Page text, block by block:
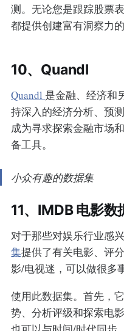
测。无论您是跟踪股票
都提供创建富有洞察力
10、Quandl
Quandl 是金融、经济和
持深入的经济分析、预
成为寻求探索金融市场
备工具。
小众有趣的数据集
11、IMDB 电影数
对于那些对娱乐行业感
集提供了有关电影、评
影/电视迷，可以做很多
使用此数据集。首先，
势、分析评级和探索电